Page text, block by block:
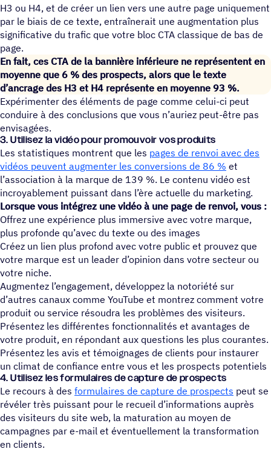
H3 ou H4, et de créer un lien vers une autre page uniquement
par le biais de ce texte, entraînerait une augmentation plus
significative du trafic que votre bloc CTA classique de bas de
page.
En fait, ces CTA de la bannière inférieure ne représentent en
moyenne que 6 % des prospects, alors que le texte
d’ancrage des H3 et H4 représente en moyenne 93 %.
Expérimenter des éléments de page comme celui-ci peut
conduire à des conclusions que vous n’auriez peut-être pas
envisagées.
3. Utilisez la vidéo pour promouvoir vos produits
Les statistiques montrent que les pages de renvoi avec des
vidéos peuvent augmenter les conversions de 86 % et
l’association à la marque de 139 %. Le contenu vidéo est
incroyablement puissant dans l’ère actuelle du marketing.
Lorsque vous intégrez une vidéo à une page de renvoi, vous :
Offrez une expérience plus immersive avec votre marque,
plus profonde qu’avec du texte ou des images
Créez un lien plus profond avec votre public et prouvez que
votre marque est un leader d’opinion dans votre secteur ou
votre niche.
Augmentez l’engagement, développez la notoriété sur
d’autres canaux comme YouTube et montrez comment votre
produit ou service résoudra les problèmes des visiteurs.
Présentez les différentes fonctionnalités et avantages de
votre produit, en répondant aux questions les plus courantes.
Présentez les avis et témoignages de clients pour instaurer
un climat de confiance entre vous et les prospects potentiels
4. Utilisez les formulaires de capture de prospects
Le recours à des formulaires de capture de prospects peut se
révéler très puissant pour le recueil d’informations auprès
des visiteurs du site web, la maturation au moyen de
campagnes par e-mail et éventuellement la transformation
en clients.